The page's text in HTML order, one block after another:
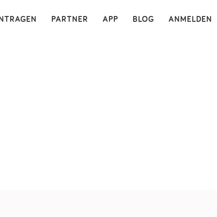
ANMELDEN
BLOG
APP
PARTNER ×